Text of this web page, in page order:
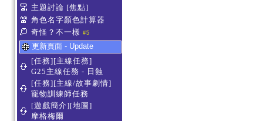
主題討論 [焦點]
角色名字顏色計算器
奇怪？不一樣 #5
更新頁面 - Update
[任務][主線任務]
G25主線任務 - 日蝕
[任務][主線/故事劇情]
寵物訓練師任務
[遊戲簡介][地圖]
摩格梅爾